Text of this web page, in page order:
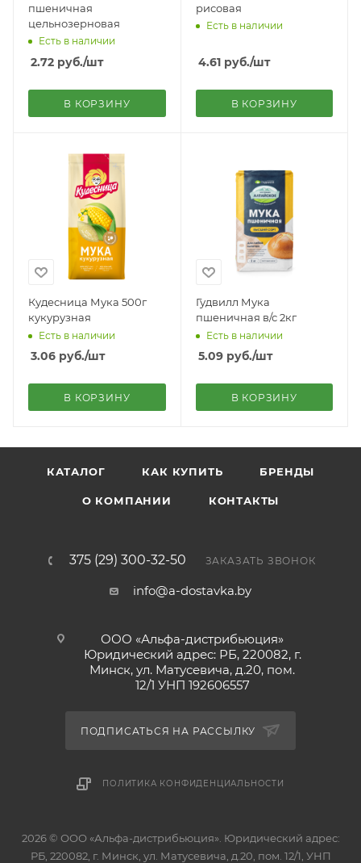
пшеничная
цельнозерновая
Есть в наличии
2.72 руб./шт
В КОРЗИНУ
рисовая
Есть в наличии
4.61руб./шт
В КОРЗИНУ
Кудесница Мука 500г
кукурузная
Есть в наличии
3.06 руб./шт
В КОРЗИНУ
Гудвилл Мука
пшеничная в/с 2кг
Есть в наличии
5.09руб./шт
В КОРЗИНУ
КАТАЛОГ КАК КУПИТЬ БРЕНДЫ
О КОМПАНИИ КОНТАКТЫ
375 (29) 300-32-50 ЗАКАЗАТЬ ЗВОНОК
info@a-dostavka.by
ООО «Альфа-дистрибьюция»
Юридический адрес: РБ, 220082, г.
Минск, ул. Матусевича, д.20, пом.
12/1 УНП 192606557
ПОДПИСАТЬСЯ НА РАССЫЛКУ
ПОЛИТИКА КОНФИДЕНЦИАЛЬНОСТИ
2026 © ООО «Альфа-дистрибьюция». Юридический адрес:
РБ, 220082, г. Минск, ул. Матусевича, д.20, пом. 12/1, УНП